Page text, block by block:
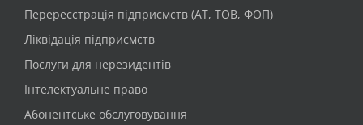
Перереєстрація підприємств (АТ, ТОВ, ФОП)
Ліквідація підприємств
Послуги для нерезидентів
Інтелектуальне право
Абонентське обслуговування